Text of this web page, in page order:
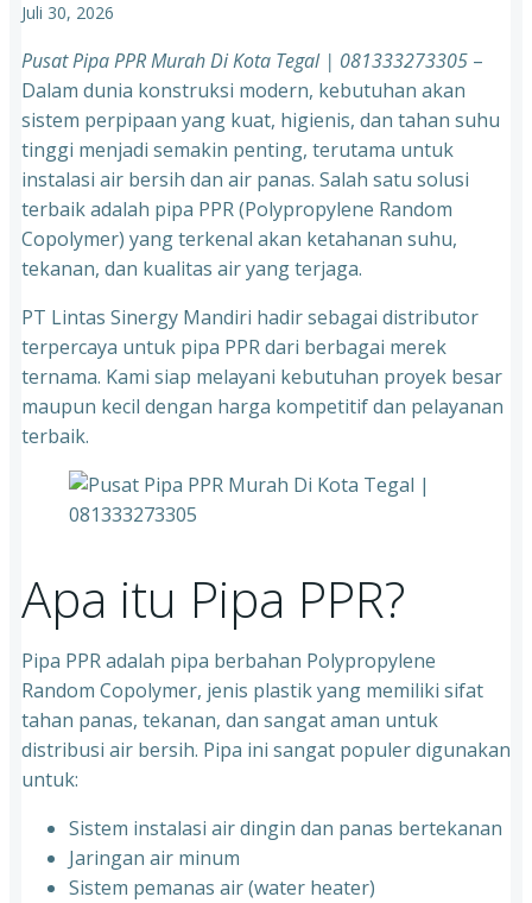
Juli 30, 2026
Pusat Pipa PPR Murah Di Kota Tegal | 081333273305 –
Dalam dunia konstruksi modern, kebutuhan akan
sistem perpipaan yang kuat, higienis, dan tahan suhu
tinggi menjadi semakin penting, terutama untuk
instalasi air bersih dan air panas. Salah satu solusi
terbaik adalah pipa PPR (Polypropylene Random
Copolymer) yang terkenal akan ketahanan suhu,
tekanan, dan kualitas air yang terjaga.
PT Lintas Sinergy Mandiri hadir sebagai distributor
terpercaya untuk pipa PPR dari berbagai merek
ternama. Kami siap melayani kebutuhan proyek besar
maupun kecil dengan harga kompetitif dan pelayanan
terbaik.
Apa itu Pipa PPR?
Pipa PPR adalah pipa berbahan Polypropylene
Random Copolymer, jenis plastik yang memiliki sifat
tahan panas, tekanan, dan sangat aman untuk
distribusi air bersih. Pipa ini sangat populer digunakan
untuk:
Sistem instalasi air dingin dan panas bertekanan
⁠Jaringan air minum
⁠Sistem pemanas air (water heater)